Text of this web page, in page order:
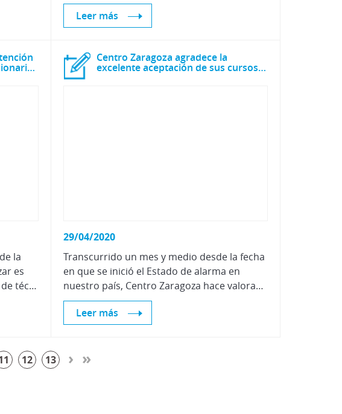
Leer más
al cliente en talleres y concesionarios de automóviles”
la
es
una labor que requiere la utilización de técnicas muy útiles. En este curso aprenderás las técnicas, habilidades y recursos necesarios para mejorar la calidad en el servicio al cliente.
Centro Zaragoza agradece la
excelente aceptación de sus cursos online
29/04/2020
Transcurrido un mes y medio desde la fecha
en que se inició el Estado de alarma en
nuestro país, Centro Zaragoza hace valoración de la actividad de formación y agradece a todos sus clientes la excelente acogida y alto grado de satisfacción que ha tenido la formación online durante en este periodo de tiempo.
Leer más
12 13 › »